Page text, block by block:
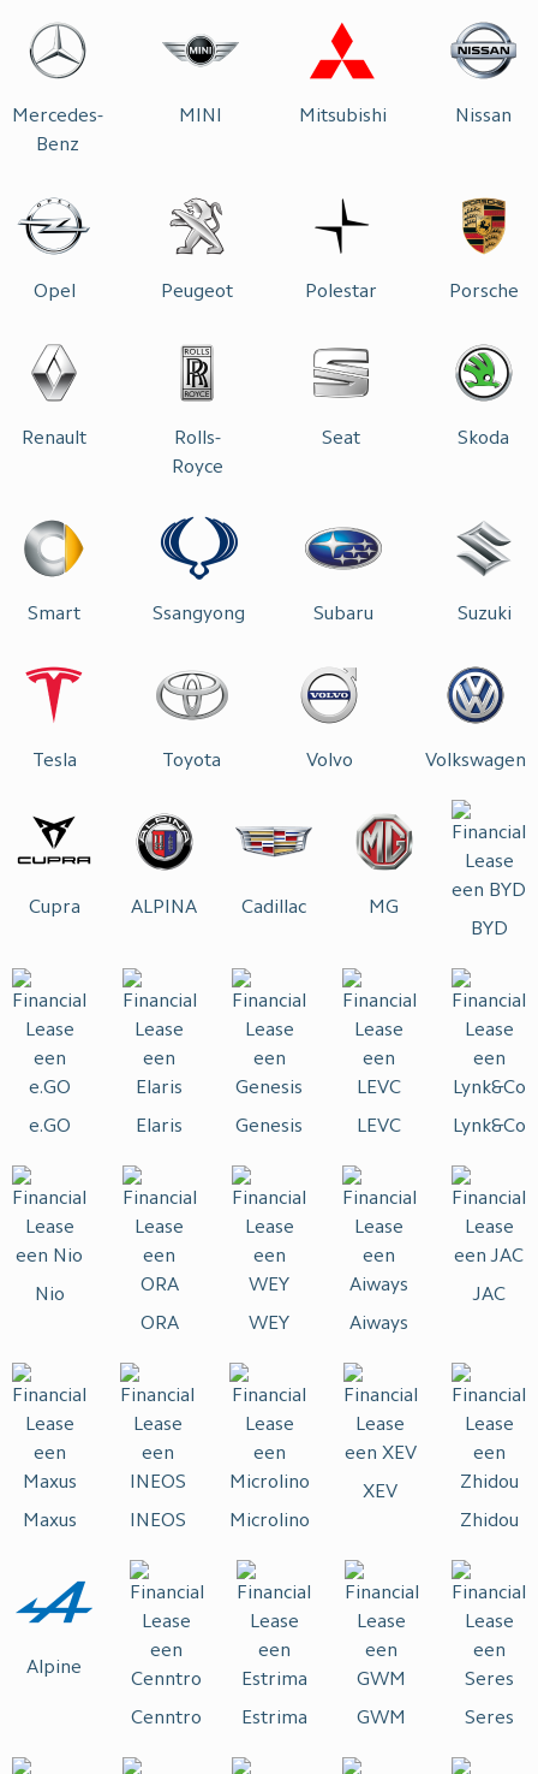
Mercedes-
Benz
MINI Mitsubishi Nissan
Opel Peugeot Polestar Porsche
Renault
Rolls-
Royce
Seat Skoda
Smart Ssangyong Subaru Suzuki
Tesla Toyota Volvo Volkswagen
Cupra ALPINA Cadillac
MG
BYD
e.GO Elaris Genesis LEVC Lynk&Co
Nio
ORA
WEY Aiways
JAC
Maxus INEOS Microlino
XEV
Zhidou
Alpine
Cenntro Estrima GWM Seres